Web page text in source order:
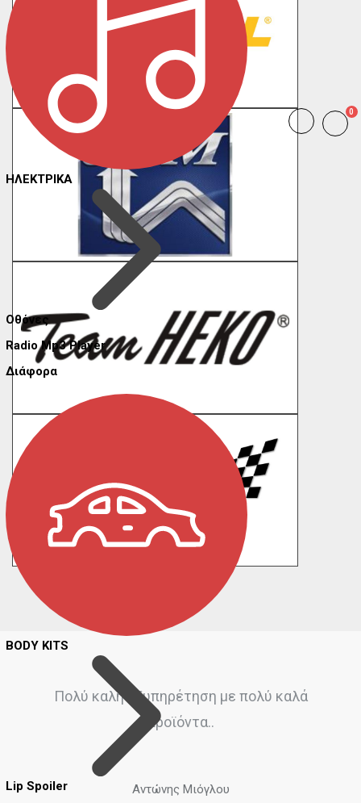
ΗΛΕΚΤΡΙΚΑ
Οθόνες
Radio Mp3 Player
Διάφορα
BODY KITS
Lip Spoiler
0
Πολύ καλή εξυπηρέτηση με πολύ καλά
προϊόντα..
Αντώνης Μιόγλου